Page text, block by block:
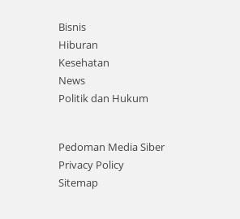
Bisnis
Hiburan
Kesehatan
News
Politik dan Hukum
Pedoman Media Siber
Privacy Policy
Sitemap